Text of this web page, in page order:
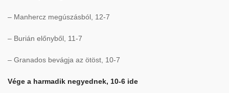
– Manhercz megúszásból, 12-7
– Burián előnyből, 11-7
– Granados bevágja az ötöst, 10-7
Vége a harmadik negyednek, 10-6 ide